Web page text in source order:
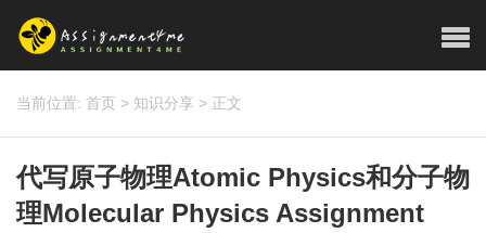
当前位置: 首页 > 知识分享 > 正文
代写原子物理Atomic Physics和分子物
理Molecular Physics Assignment